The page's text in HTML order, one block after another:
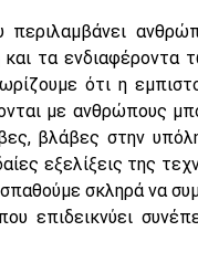
τα ενδιαφέροντα
ότι η
με ανθρώπους
βλάβες στην
εξελίξεις της
σκληρά να